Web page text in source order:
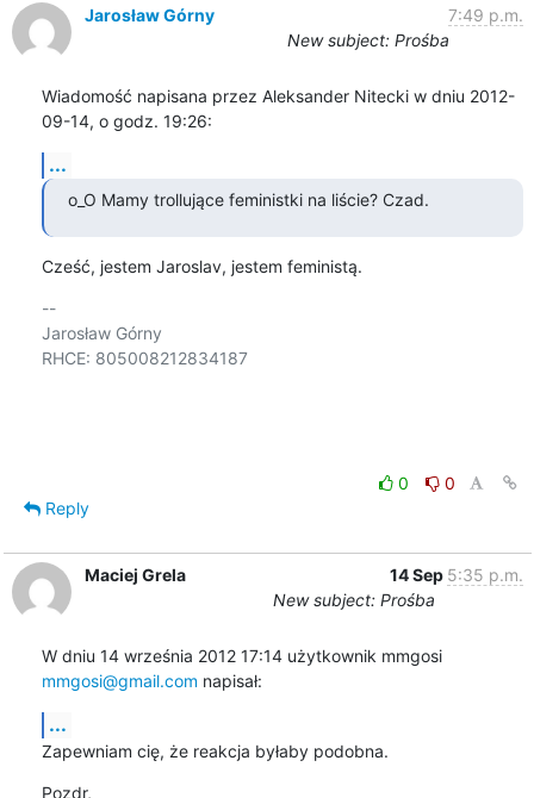
Jarosław Górny
7:49 p.m.
New subject: Prośba
Wiadomość napisana przez Aleksander Nitecki w dniu 2012-
09-14, o godz. 19:26:
...
o_O Mamy trollujące feministki na liście? Czad.
Cześć, jestem Jaroslav, jestem feministą.
--
Jarosław Górny
RHCE: 805008212834187
0
0
Reply
Maciej Grela 14 Sep 5:35 p.m.
New subject: Prośba
W dniu 14 września 2012 17:14 użytkownik mmgosi
mmgosi@gmail.com napisał:
...
Zapewniam cię, że reakcja byłaby podobna.
Pozdr,